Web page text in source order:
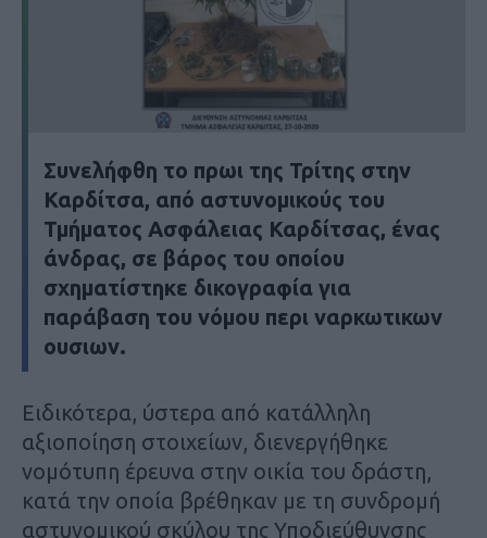
Συνελήφθη το πρωι της Τρίτης στην
Καρδίτσα, από αστυνομικούς του
Τμήματος Ασφάλειας Καρδίτσας, ένας
άνδρας, σε βάρος του οποίου
σχηματίστηκε δικογραφία για
παράβαση του νόμου περι ναρκωτικων
ουσιων.
Ειδικότερα, ύστερα από κατάλληλη
αξιοποίηση στοιχείων, διενεργήθηκε
νομότυπη έρευνα στην οικία του δράστη,
κατά την οποία βρέθηκαν με τη συνδρομή
αστυνομικού σκύλου της Υποδιεύθυνσης